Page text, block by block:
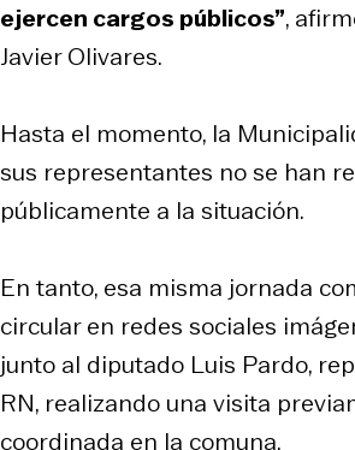
ejercen cargos públicos”,
Javier Olivares.
Hasta el momento, la
sus representantes no se han
públicamente a la situación.
En tanto, esa misma jornada
circular en redes sociales
junto al diputado Luis Pardo,
RN, realizando una visita
coordinada en la comuna.